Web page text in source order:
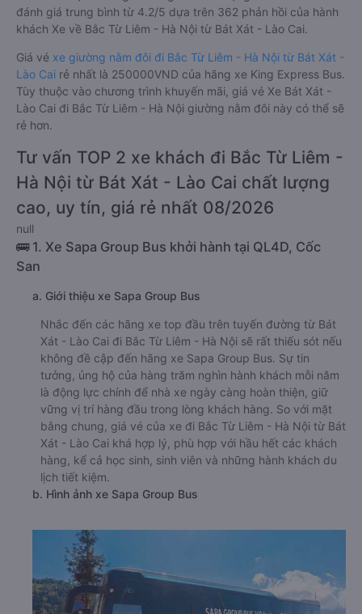
đánh giá trung bình từ 4.2/5 dựa trên 362 phản hồi của hành
khách Xe về Bắc Từ Liêm - Hà Nội từ Bát Xát - Lào Cai.
Giá vé xe giường nằm đôi đi Bắc Từ Liêm - Hà Nội từ Bát Xát -
Lào Cai rẻ nhất là 250000VND của hãng xe King Express Bus.
Tùy thuộc vào chương trình khuyến mãi, giá vé Xe Bát Xát -
Lào Cai đi Bắc Từ Liêm - Hà Nội giường nằm đôi này có thể sẽ
rẻ hơn.
Tư vấn TOP 2 xe khách đi Bắc Từ Liêm -
Hà Nội từ Bát Xát - Lào Cai chất lượng
cao, uy tín, giá rẻ nhất 08/2026
null
🚌 1. Xe Sapa Group Bus khởi hành tại QL4D, Cốc
San
a. Giới thiệu xe Sapa Group Bus
Nhắc đến các hãng xe top đầu trên tuyến đường từ Bát
Xát - Lào Cai đi Bắc Từ Liêm - Hà Nội sẽ rất thiếu sót nếu
không đề cập đến hãng xe Sapa Group Bus. Sự tin
tưởng, ủng hộ của hàng trăm nghìn hành khách mỗi năm
là động lực chính để nhà xe ngày càng hoàn thiện, giữ
vững vị trí hàng đầu trong lòng khách hàng. So với mặt
bằng chung, giá vé của xe đi Bắc Từ Liêm - Hà Nội từ Bát
Xát - Lào Cai khá hợp lý, phù hợp với hầu hết các khách
hàng, kể cả học sinh, sinh viên và những hành khách du
lịch tiết kiệm.
b. Hình ảnh xe Sapa Group Bus